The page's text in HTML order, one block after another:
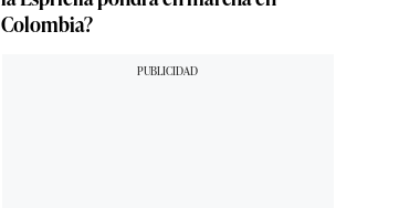
Colombia?